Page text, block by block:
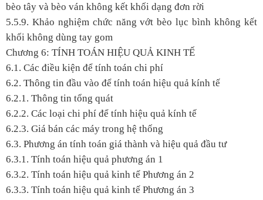
bèo tây và bèo ván không kết khối dạng đơn rời
5.5.9. Khảo nghiệm chức năng vớt bèo lục bình không kết
khối không dùng tay gom
Chương 6: TÍNH TOÁN HIỆU QUẢ KINH TẾ
6.1. Các điều kiện để tính toán chi phí
6.2. Thông tin đầu vào để tính toán hiệu quả kính tế
6.2.1. Thông tin tổng quát
6.2.2. Các loại chi phí để tính hiệu quả kính tế
6.2.3. Giá bán các máy trong hệ thống
6.3. Phương án tính toán giá thành và hiệu quả đầu tư
6.3.1. Tính toán hiệu quả phương án 1
6.3.2. Tính toán hiệu quả kinh tế Phương án 2
6.3.3. Tính toán hiệu quả kinh tế Phương án 3